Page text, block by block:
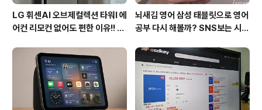
LG 휘센AI 오브제컬렉션 타워I 에
어컨 리모컨 없어도 편한 이유!! 7
후기
뇌새김 영어 삼성 태블릿으로 영어
공부 다시 해볼까? SNS보는 시간